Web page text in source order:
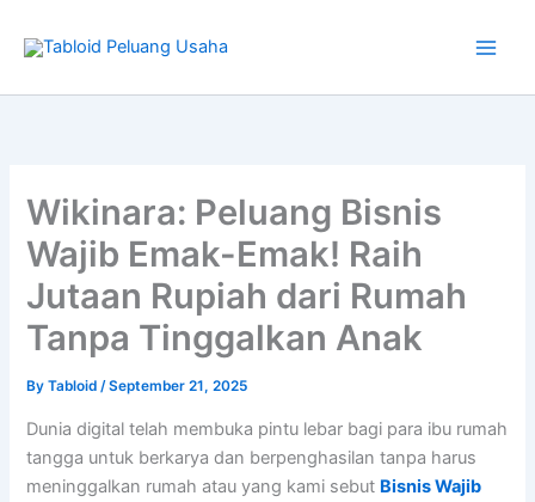
Wikinara: Peluang Bisnis
Wajib Emak-Emak! Raih
Jutaan Rupiah dari Rumah
Tanpa Tinggalkan Anak
ByTabloid/September 21, 2025
Dunia digital telah membuka pintu lebar bagi para ibu rumah
tangga untuk berkarya dan berpenghasilan tanpa harus
meninggalkan rumah atau yang kami sebut Bisnis Wajib
your
email…